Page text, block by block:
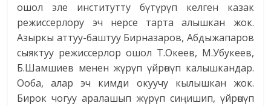
ошол эле институтту бүтүрүп келген казак
режиссерлору эч нерсе тарта алышкан жок.
Азыркы аттуу-баштуу Бирназаров, Абдыжапаров
сыяктуу режиссерлор ошол Т.Океев, М.Убукеев,
Б.Шамшиев менен жүрүп үйрөнүп калышкандар.
Ооба, алар эч кимди окуучу кылышкан жок.
Бирок чогуу аралашып жүрүп сиңишип, үйрөнүп